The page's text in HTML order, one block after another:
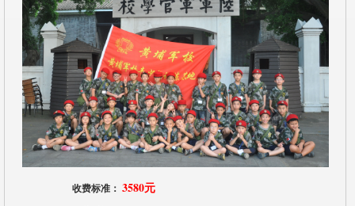
收费标准： 3580元